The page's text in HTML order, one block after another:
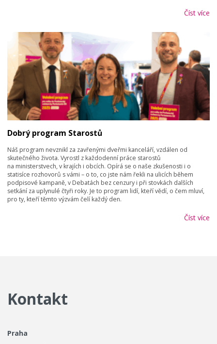
Číst více
Dobrý program Starostů
Náš program nevznikl za zavřenými dveřmi kanceláří, vzdálen od
skutečného života. Vyrostl z každodenní práce starostů
na ministerstvech, v krajích i obcích. Opírá se o naše zkušenosti i o
statisíce rozhovorů s vámi – o to, co jste nám řekli na ulicích během
podpisové kampaně, v Debatách bez cenzury i při stovkách dalších
setkání za uplynulé čtyři roky. Je to program lidí, kteří vědí, o čem mluví,
pro ty, kteří těmto výzvám čelí každý den.
Číst více
Kontakt
Praha